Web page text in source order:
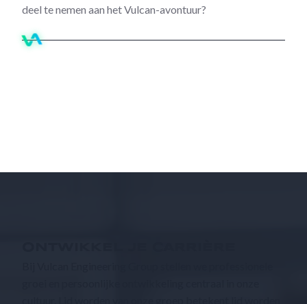
deel te nemen aan het Vulcan-avontuur?